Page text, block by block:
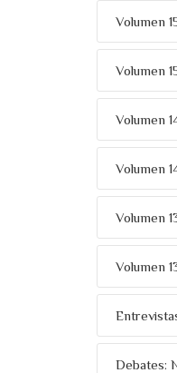
Volumen
Volumen
Volumen
Volumen
Volumen
Volumen
Debates: